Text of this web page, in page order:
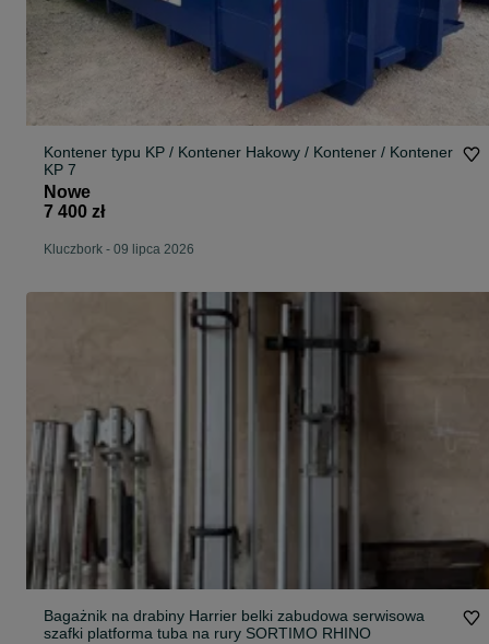
Kontener typu KP / Kontener Hakowy / Kontener / Kontener
KP 7
Nowe
7 400 zł
Kluczbork - 09 lipca 2026
Bagażnik na drabiny Harrier belki zabudowa serwisowa
szafki platforma tuba na rury SORTIMO RHINO